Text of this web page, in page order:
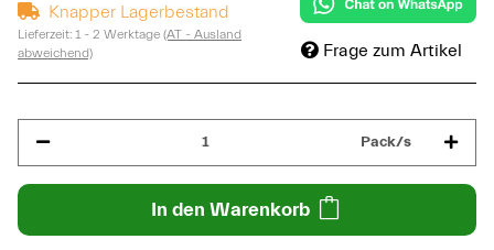
Knapper Lagerbestand
Lieferzeit: 1 - 2 Werktage (AT - Ausland
abweichend)
Frage zum Artikel
Pack/s
In den Warenkorb